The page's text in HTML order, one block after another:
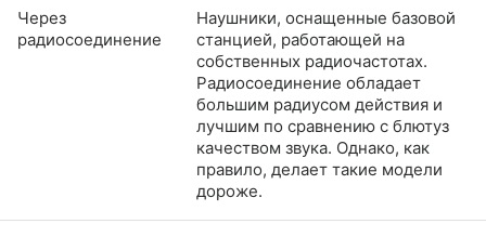
Через
радиосоединение
Наушники, оснащенные базовой
станцией, работающей на
собственных радиочастотах.
Радиосоединение обладает
большим радиусом действия и
лучшим по сравнению с блютуз
качеством звука. Однако, как
правило, делает такие модели
дороже.